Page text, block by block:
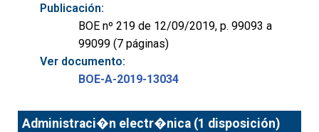
Publicación:
BOE nº 219 de 12/09/2019, p. 99093 a
99099 (7 páginas)
Ver documento:
BOE-A-2019-13034
Administraci�n electr�nica (1 disposición)